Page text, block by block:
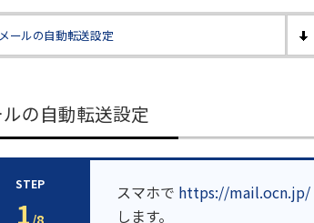
ールの自動転送設定
の自動転送設定
STEP
1 /8
スマホで https://mail.ocn.jp/
します。